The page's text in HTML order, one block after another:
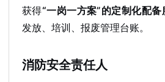
获得“一岗一方案”的定制化配备
发放、培训、报废管理台账。
消防安全责任人